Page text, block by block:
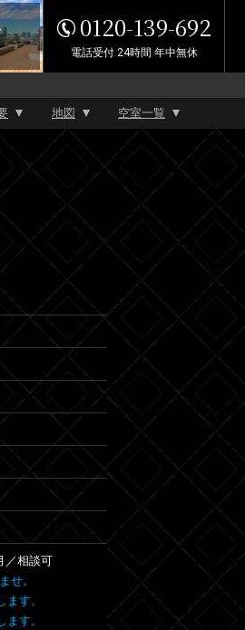
0120-139-692
電話受付 24時間 年中無休
地図 空室一覧
／相談可
せ。
す。
す。